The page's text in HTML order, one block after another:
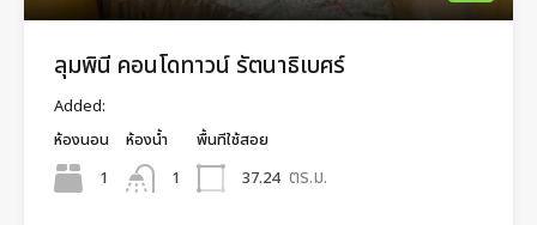
ลุมพินี คอนโดทาวน์ รัตนาธิเบศร์
Added:
ห้องนอน
1
ห้องน้ำ
1
พื้นทีใช้สอย
37.24 ตร.ม.